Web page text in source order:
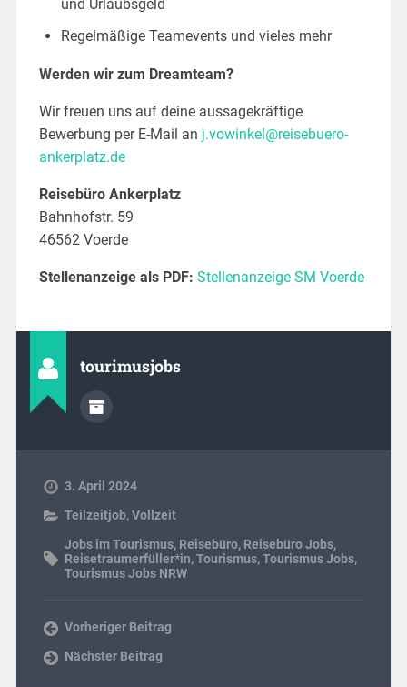
und Urlaubsgeld
Regelmäßige Teamevents und vieles mehr
Werden wir zum Dreamteam?
Wir freuen uns auf deine aussagekräftige
Bewerbung per E-Mail an j.vowinkel@reisebuero-
ankerplatz.de
Reisebüro Ankerplatz
Bahnhofstr. 59
46562 Voerde
Stellenanzeige als PDF: Stellenanzeige SM Voerde
tourimusjobs
3. April 2024
Teilzeitjob,Vollzeit
Jobs im Tourismus, Reisebüro, Reisebüro Jobs,
Reisetraumerfüller*in,Tourismus,Tourismus Jobs,
Tourismus Jobs NRW
Vorheriger Beitrag
Nächster Beitrag